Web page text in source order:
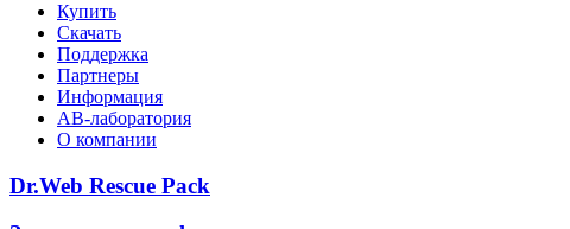
Купить
Скачать
Поддержка
Партнеры
Информация
АВ-лаборатория
О компании
Dr.Web Rescue Pack